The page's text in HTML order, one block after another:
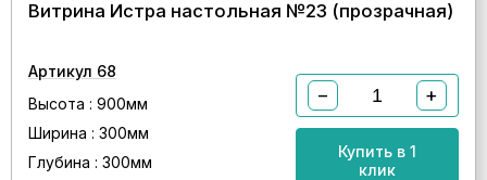
Витрина Истра настольная №23 (прозрачная)
Артикул 68
Высота : 900мм
Ширина : 300мм
Глубина : 300мм
− +
Купить в 1
клик